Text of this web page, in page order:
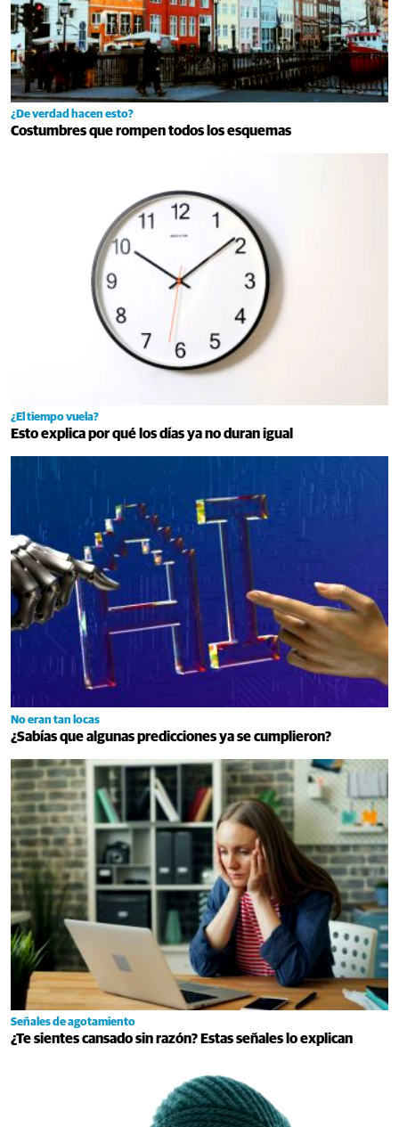
¿De verdad hacen esto?
Costumbres que rompen todos los esquemas
¿El tiempo vuela?
Esto explica por qué los días ya no duran igual
No eran tan locas
¿Sabías que algunas predicciones ya se cumplieron?
Señales de agotamiento
¿Te sientes cansado sin razón? Estas señales lo explican